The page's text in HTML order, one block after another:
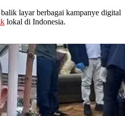
layar berbagai kampanye digital
lokal di Indonesia.